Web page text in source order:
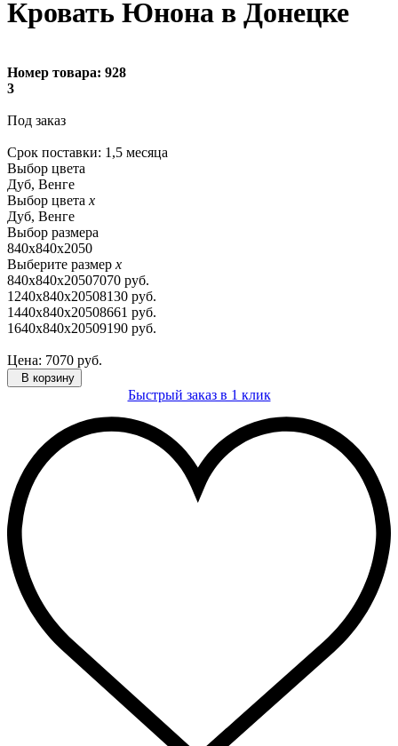
Кровать Юнона в Донецке
Номер товара: 928
3
Под заказ
Cрок поставки: 1,5 месяца
Выбор цвета
Дуб, Венге
Выбор цвета x
Дуб, Венге
Выбор размера
840х840х2050
Выберите размер x
840х840х20507070 руб.
1240х840х20508130 руб.
1440х840х20508661 руб.
1640х840х20509190 руб.
Цена: 7070 руб.
В корзину
Быстрый заказ в 1 клик